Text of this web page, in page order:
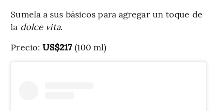
Sumela a sus básicos para agregar un toque de
la dolce vita.
Precio:US$217(100 ml)